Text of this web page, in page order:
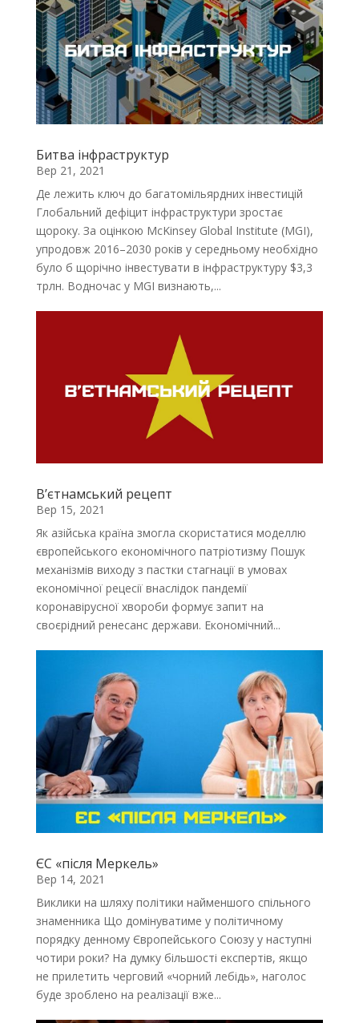
Битва інфраструктур
Вер 21, 2021
Де лежить ключ до багатомільярдних інвестицій
Глобальний дефіцит інфраструктури зростає
щороку. За оцінкою McKinsey Global Institute (MGI),
упродовж 2016–2030 років у середньому необхідно
було б щорічно інвестувати в інфраструктуру $3,3
трлн. Водночас у MGI визнають,...
В’єтнамський рецепт
Вер 15, 2021
Як азійська країна змогла скористатися моделлю
європейського економічного патріотизму Пошук
механізмів виходу з пастки стагнації в умовах
економічної рецесії внаслідок пандемії
коронавірусної хвороби формує запит на
своєрідний ренесанс держави. Економічний...
ЄС «після Меркель»
Вер 14, 2021
Виклики на шляху політики найменшого спільного
знаменника Що домінуватиме у політичному
порядку денному Європейського Союзу у наступні
чотири роки? На думку більшості експертів, якщо
не прилетить черговий «чорний лебідь», наголос
буде зроблено на реалізації вже...